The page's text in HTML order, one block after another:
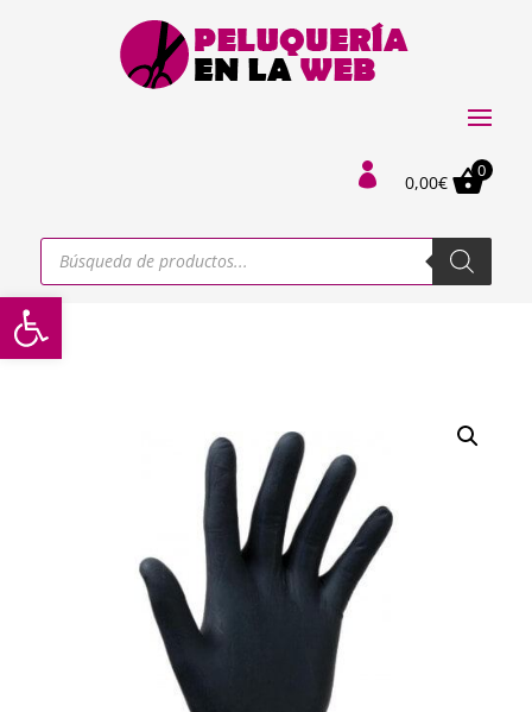
Abrir barra de herramientas
 0,00€
0
Búsqueda
productos